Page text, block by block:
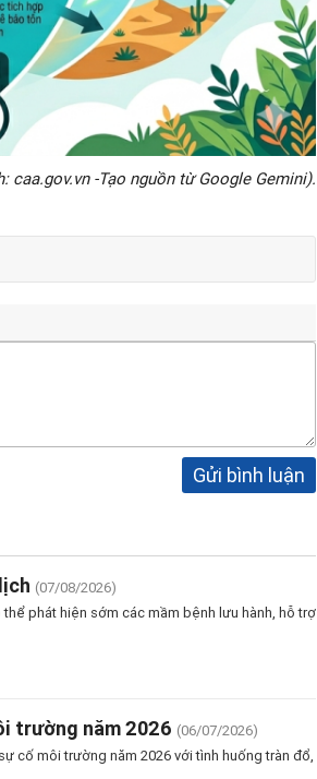
caa.gov.vn -Tạo nguồn từ Google Gemini).
Gửi bình luận
(07/08/2026)
phát hiện sớm các mầm bệnh lưu hành, hỗ trợ
trường năm 2026 (06/07/2026)
cố môi trường năm 2026 với tình huống tràn đổ,